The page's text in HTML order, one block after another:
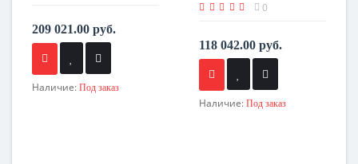
209 021.00 руб.
Наличие: Под заказ
0
118 042.00 руб.
Наличие: Под заказ